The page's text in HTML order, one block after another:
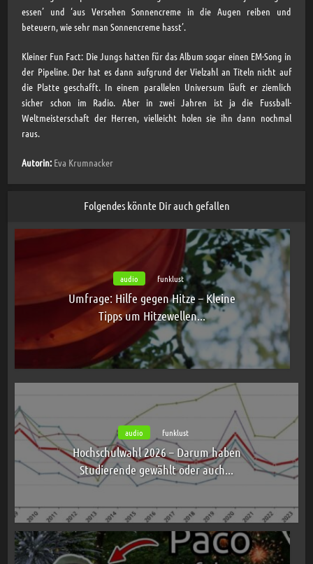
essen’ und ‘aus Versehen Sonnencreme in die Augen reiben und
beteuern, wie sehr man Sonnencreme hasst’.
Kleiner Fun Fact: Die Jungs hatten für das Album sogar einen EM-Song in
der Pipeline. Der hat es dann aufgrund der Vielzahl an Titeln nicht auf
die Platte geschafft. In einem parallelen Universum läuft er ziemlich
sicher schon im Radio. Aber in zwei Jahren ist ja die Fussball-
Weltmeisterschaft der Herren, vielleicht holen sie ihn dann nochmal
raus.
Autorin: Eva Krumnacker
Folgendes könnte Dir auch gefallen
audio funklust
Umfrage: Hilfe gegen Hitze – Kleine
Tipps um Hitzewellen...
audio funklust
Hochschulwahl 2026 – Darum haben
Studierende gewählt oder auch...